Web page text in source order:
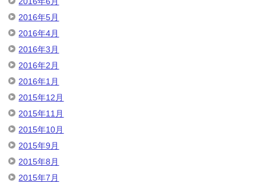
2016年5月
2016年4月
2016年3月
2016年2月
2016年1月
2015年12月
2015年11月
2015年10月
2015年9月
2015年8月
2015年7月